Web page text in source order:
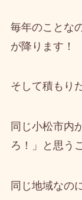
毎年のことな
が降ります！
そして積もり
同じ小松市内
ろ！」と思う
同じ地域なの